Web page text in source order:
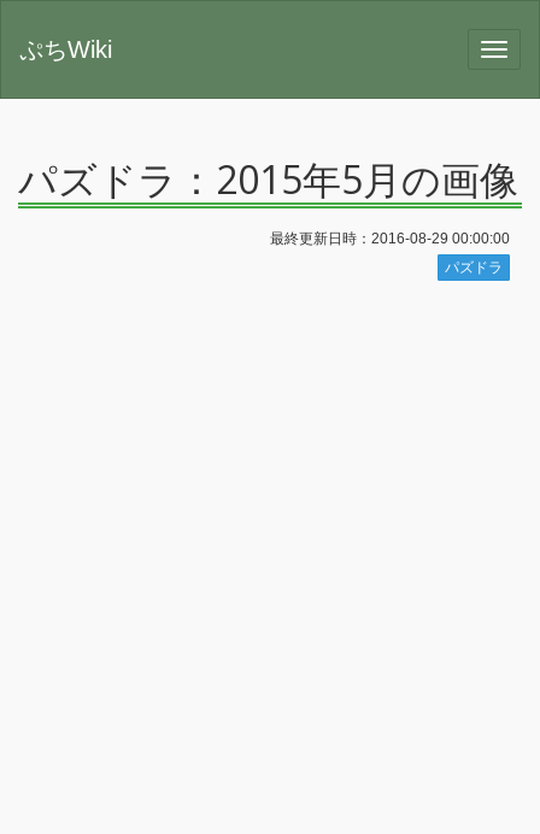
ぷちWiki
パズドラ：2015年5月の画像
最終更新日時：2016-08-29 00:00:00
パズドラ